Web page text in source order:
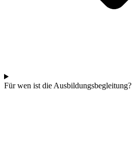
Für wen ist die Ausbildungsbegleitung?